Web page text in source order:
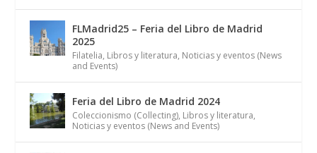
FLMadrid25 – Feria del Libro de Madrid
2025
Filatelia, Libros y literatura, Noticias y eventos (News
and Events)
Feria del Libro de Madrid 2024
Coleccionismo (Collecting), Libros y literatura,
Noticias y eventos (News and Events)